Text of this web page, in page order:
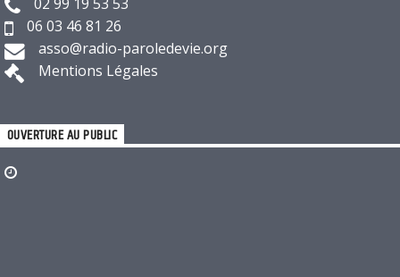
02 99 19 53 53
06 03 46 81 26
asso@radio-paroledevie.org
Mentions Légales
OUVERTURE AU PUBLIC